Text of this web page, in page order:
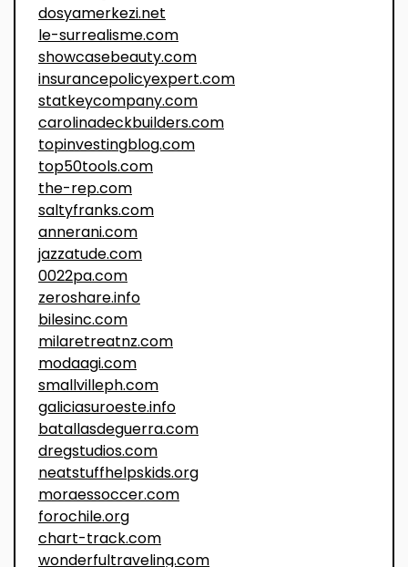
dosyamerkezi.net
le-surrealisme.com
showcasebeauty.com
insurancepolicyexpert.com
statkeycompany.com
carolinadeckbuilders.com
topinvestingblog.com
top50tools.com
the-rep.com
saltyfranks.com
annerani.com
jazzatude.com
0022pa.com
zeroshare.info
bilesinc.com
milaretreatnz.com
modaagi.com
smallvilleph.com
galiciasuroeste.info
batallasdeguerra.com
dregstudios.com
neatstuffhelpskids.org
moraessoccer.com
forochile.org
chart-track.com
wonderfultraveling.com